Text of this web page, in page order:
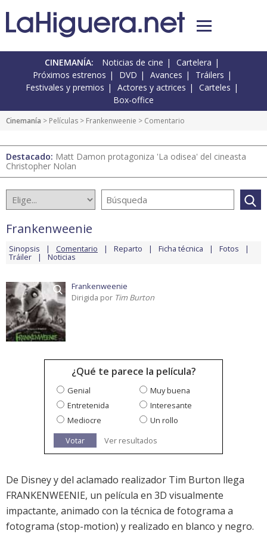
CINEMANÍA: Noticias de cine
Cartelera
Próximos estrenos
DVD Avances
Tráilers
Festivales y premios
Actores y actrices
Carteles
Box-office
Cinemanía > Películas > Frankenweenie > Comentario
Destacado: Matt Damon protagoniza 'La odisea' del cineasta
Christopher Nolan
Frankenweenie
Sinopsis Comentario Reparto Ficha técnica Fotos
Tráiler Noticias
Frankenweenie
Dirigida por Tim Burton
¿Qué te parece la película?
Genial
Muy buena
Entretenida
Interesante
Mediocre
Un rollo
Votar
Ver resultados
De Disney y del aclamado realizador Tim Burton llega
FRANKENWEENIE, un película en 3D visualmente
impactante, animado con la técnica de fotograma a
fotograma (stop-motion) y realizado en blanco y negro.